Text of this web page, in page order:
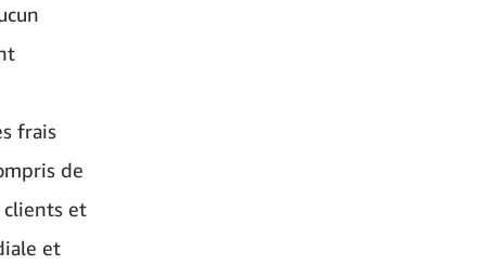
frais
de
clients et
et